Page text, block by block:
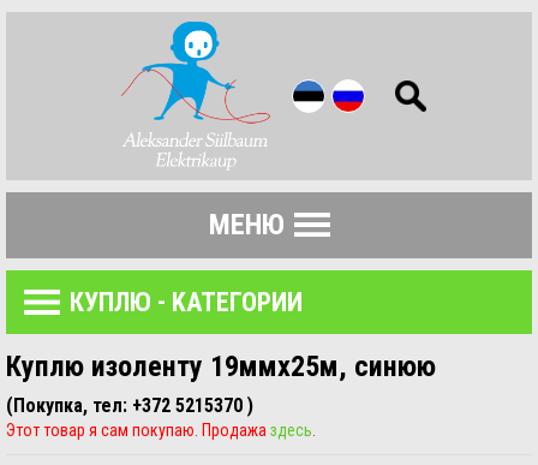
МЕНЮ
КУПЛЮ - KАТЕГОРИИ
Куплю изоленту 19ммx25м, синюю
(Покупка, тел: +372 5215370 )
Этот товар я сам покупаю. Продажа здесь